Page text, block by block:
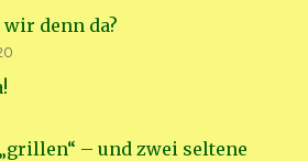
wir denn da?
– und zwei seltene